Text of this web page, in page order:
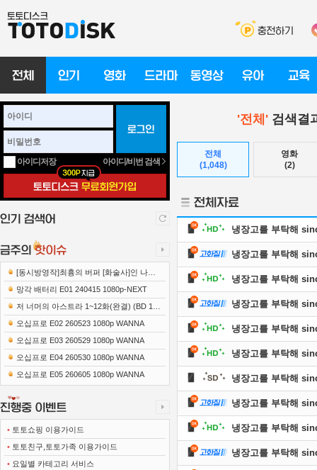
아이디저장 아이디/비번 검색
[동시방영작]최흉의 버퍼 [화술사]인 나는
세계 최강 클랜을 이끈다 E12 241219 108..
망각 배터리 E01 240415 1080p-NEXT
저 너머의 아스트라 1~12화(완결) (BD 192
0x1080 x265-10Bit FLACx2)
오십프로 E02 260523 1080p WANNA
오십프로 E03 260529 1080p WANNA
오십프로 E04 260530 1080p WANNA
오십프로 E05 260605 1080p WANNA
• 토토쇼핑 이용가이드
• 토토친구,토토가족 이용가이드
• 요일별 카테고리 서비스
'전체'검색결
전체
(1,048)
영화
(2)
냉장고를 부탁해
냉장고를 부탁해
냉장고를 부탁해
냉장고를 부탁해
냉장고를 부탁해
냉장고를 부탁해
냉장고를 부탁해
냉장고를 부탁해
냉장고를 부탁해
냉장고를 부탁해